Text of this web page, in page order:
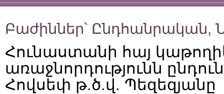
Բաժիններ՝ Ընդհանրական,
Հունաստանի հայ
առաջնորդությունն
Հովսեփ թ.ծ.վ. Պեզեզյանը